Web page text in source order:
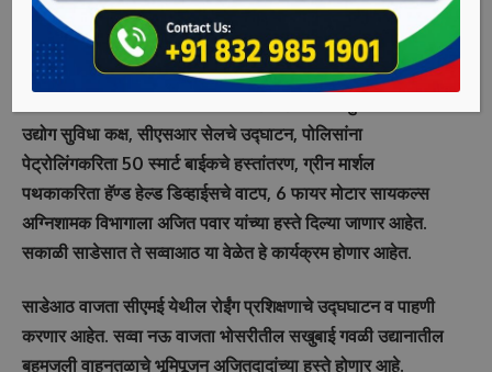
संपुष्टात आला. तेव्हापासून प्रशासकीय राजवट सुरु झाली आहे.
प्रशासक राजवट लागू झाल्यानंतर अजित पवार पहिल्यांद्या शहरात येत
आहेत. विविध विकासकामांची उद्घाटने, भूमिपूजने करणार आहेत. त्यामुळे
उद्योग सुविधा कक्ष, सीएसआर सेलचे उद्घाटन, पोलिसांना
पेट्रोलिंगकरिता 50 स्मार्ट बाईकचे हस्तांतरण, ग्रीन मार्शल
पथकाकरिता हॅण्ड हेल्ड डिव्हाईसचे वाटप, 6 फायर मोटार सायकल्स
अग्निशामक विभागाला अजित पवार यांच्या हस्ते दिल्या जाणार आहेत.
सकाळी साडेसात ते सव्वाआठ या वेळेत हे कार्यक्रम होणार आहेत.
साडेआठ वाजता सीएमई येथील रोईंग प्रशिक्षणाचे उद्घघाटन व पाहणी
करणार आहेत. सव्वा नऊ वाजता भोसरीतील सखुबाई गवळी उद्यानातील
बहुमजली वाहनतळाचे भूमिपूजन अजितदादांच्या हस्ते होणार आहे.